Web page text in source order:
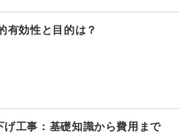
有効性と目的は？
げ工事：基礎知識から費用まで